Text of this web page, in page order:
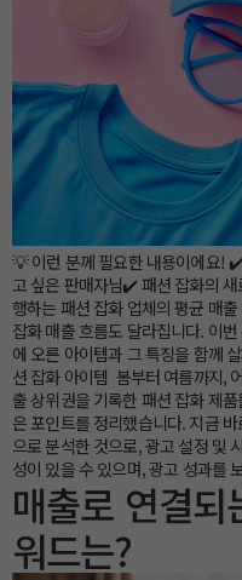
💡 이런 분께 필요한 내용이에요!
고 싶은 판매자님✔️ 패션 잡화의
행하는 패션 잡화 업체의 평균 매
잡화 매출 흐름도 달라집니다. 이
에 오른 아이템과 그 특징을 함께
션 잡화 아이템 봄부터 여름까지,
출 상위권을 기록한 패션 잡화 제
은 포인트를 정리했습니다. 지금
으로 분석한 것으로, 광고 설정 및
성이 있을 수 있으며, 광고 성과를
매출로 연결
워드는?